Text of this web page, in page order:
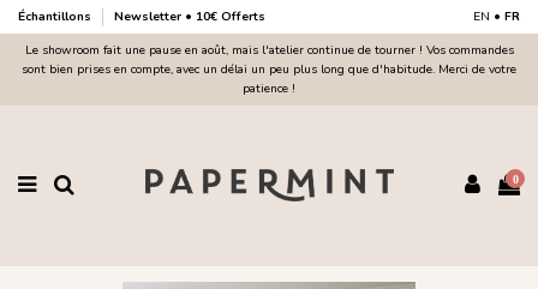
Échantillons Newsletter • 10€ Offerts EN • FR
Le showroom fait une pause en août, mais l'atelier continue de tourner ! Vos commandes
sont bien prises en compte, avec un délai un peu plus long que d'habitude. Merci de votre
patience !
0